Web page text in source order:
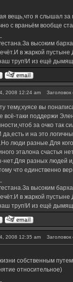
вещь,что я слышал
с враньём вообще
высоким
в жаркой
труп!И из ещё
2008 12:24 am Заголовок
тему,хуясе вы
всё-таки поддержи
за очко так
да,есть и на это
люди разные.Для
эталона счастья
нет.Для разных людей
что единственно
высоким
в жаркой
труп!И из ещё
2008 12:35 am Заголовок
собственным
относительное)